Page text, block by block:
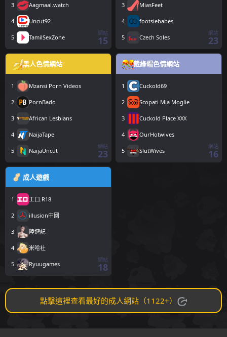
3 Aagmaal.watch
4 Uncut92
5 TamilSexZone
網站
15
3 MiasFeet
4 footsiebabes
5 Czech Soles
網站
23
黑人色情網站
1 Mzansi Porn Videos
2 PornBado
3 African Lesbians
4 NaijaTape
5 NaijaUncut
網站
23
戴綠帽色情網站
1 Cuckold69
2 Scopati Mia Moglie
3 Cuckold Place XXX
4 OurHotwives
5 SlutWives
網站
16
成人遊戲
1 工口.R18
2 illusion中國
3 陸遊記
4 米哈社
5 Ryuugames
網站
18
點擊這裡查看最好的成人網站（1122+）